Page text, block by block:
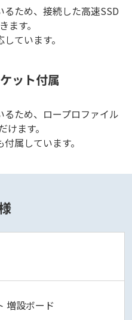
ため、接続した高速SSD
ます。
ています。
ット付属
ため、ロープロファイル
ます。
属しています。
増設ボード